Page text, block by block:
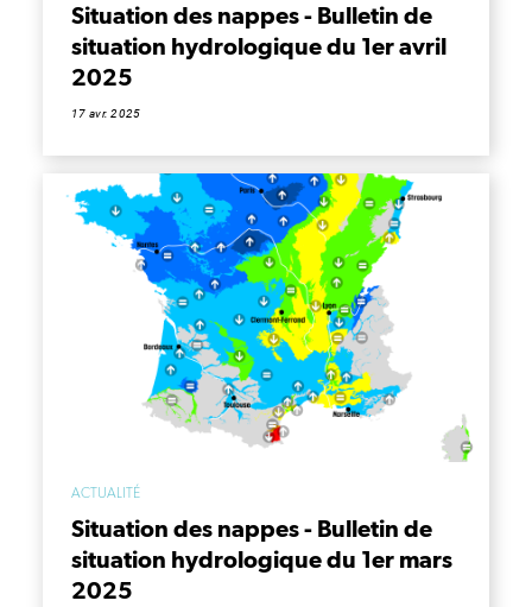
Situation des nappes - Bulletin de
situation hydrologique du 1er avril
2025
17 avr. 2025
ACTUALITÉ
Situation des nappes - Bulletin de
situation hydrologique du 1er mars
2025